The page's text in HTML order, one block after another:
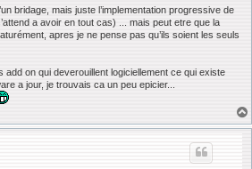
bridage, mais juste l’implementation progressive de
a avoir en tout cas) ... mais peut etre que la
apres je ne pense pas qu’ils soient les seuls
add on qui deverouillent logiciellement ce qui existe
a jour, je trouvais ca un peu epicier...